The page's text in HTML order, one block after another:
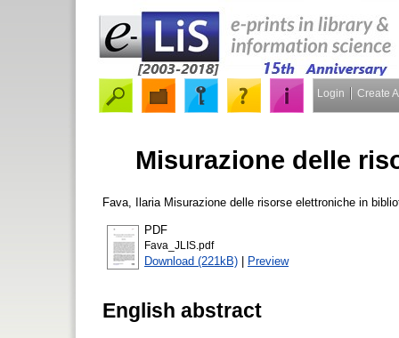
Login Create
Misurazione delle
Fava, Ilaria Misurazione delle risorse elettroniche in
PDF
Fava_JLIS.pdf
Download (221kB) | Preview
English abstract